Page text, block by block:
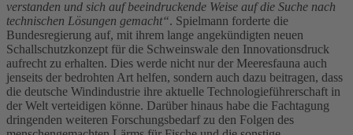
verstanden und sich auf beeindruckende Weise auf die Suche nach
technischen Lösungen gemacht“. Spielmann forderte die
Bundesregierung auf, mit ihrem lange angekündigten neuen
Schallschutzkonzept für die Schweinswale den Innovationsdruck
aufrecht zu erhalten. Dies werde nicht nur der Meeresfauna auch
jenseits der bedrohten Art helfen, sondern auch dazu beitragen, dass
die deutsche Windindustrie ihre aktuelle Technologieführerschaft in
der Welt verteidigen könne. Darüber hinaus habe die Fachtagung
dringenden weiteren Forschungsbedarf zu den Folgen des